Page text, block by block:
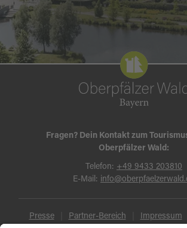
Fragen? Dein Kontakt zum
Oberpfälzer Wald:
Telefon: +49 9433 203810
E-Mail:
Presse Partner-Bereich Impressum